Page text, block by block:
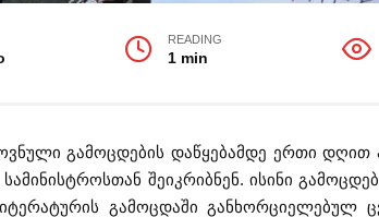
READING
1 min
გამოცდების დაწყებამდე ერთი დღით
სამინისტროსთან შეიკრიბნენ. ისინი
გამოცდაში განხორციელებულ